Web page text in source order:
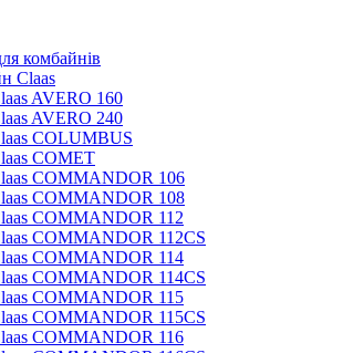
комбайнів
Claas
AVERO 160
AVERO 240
COLUMBUS
COMET
COMMANDOR 106
COMMANDOR 108
COMMANDOR 112
COMMANDOR 112CS
COMMANDOR 114
COMMANDOR 114CS
COMMANDOR 115
COMMANDOR 115CS
COMMANDOR 116